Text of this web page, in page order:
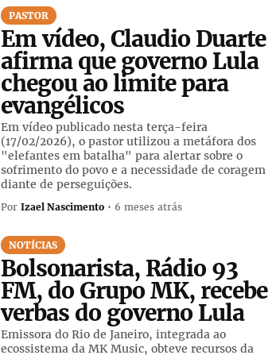
PASTOR
Em vídeo, Claudio Duarte
afirma que governo Lula
chegou ao limite para
evangélicos
Em vídeo publicado nesta terça-feira
(17/02/2026), o pastor utilizou a metáfora dos
"elefantes em batalha" para alertar sobre o
sofrimento do povo e a necessidade de coragem
diante de perseguições.
PorIzael Nascimento • 6 meses atrás
NOTÍCIAS
Bolsonarista, Rádio 93
FM, do Grupo MK, recebe
verbas do governo Lula
Emissora do Rio de Janeiro, integrada ao
ecossistema da MK Music, obteve recursos da